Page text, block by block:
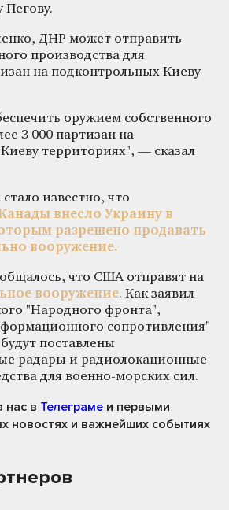
Пегову.
ДНР может отправить
производства для
на подконтрольных Киеву
оружием собственного
3 000 партизан на
территориях", — сказал
известно, что
внесло Украину в
разрешено продавать
вооружение.
что США отправят на
вооружение. Как заявил
"Народного фронта",
сопротивления"
поставлены
радары и радиолокационные
для военно-морских сил.
нас в Телеграме и первыми
новостях и важнейших событиях